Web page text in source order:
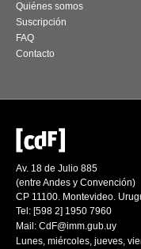
Quiénes somos
Suscripción
FAQ
Contacto
Av. 18 de Julio 885
(entre Andes y Convención)
CP 11100. Montevideo.
Tel: [598 2] 1950 7960
Mail: CdF@imm.gub.uy
Lunes, miércoles, jueves,